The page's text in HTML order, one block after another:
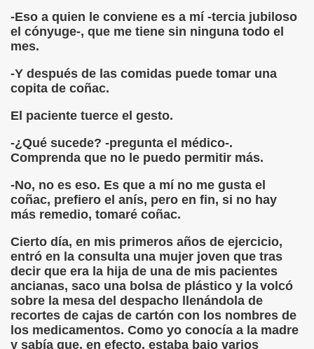
-Eso a quien le conviene es a mí -tercia jubiloso
el cónyuge-, que me tiene sin ninguna todo el
mes.
-Y después de las comidas puede tomar una
copita de coñac.
El paciente tuerce el gesto.
-¿Qué sucede? -pregunta el médico-.
Comprenda que no le puedo permitir más.
-No, no es eso. Es que a mí no me gusta el
coñac, prefiero el anís, pero en fin, si no hay
más remedio, tomaré coñac.
Cierto día, en mis primeros años de ejercicio,
entró en la consulta una mujer joven que tras
decir que era la hija de una de mis pacientes
ancianas, saco una bolsa de plástico y la volcó
sobre la mesa del despacho llenándola de
recortes de cajas de cartón con los nombres de
los medicamentos. Como yo conocía a la madre
y sabía que, en efecto, estaba bajo varios